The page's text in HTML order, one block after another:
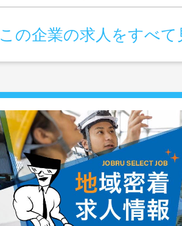
この企業の求人をすべて